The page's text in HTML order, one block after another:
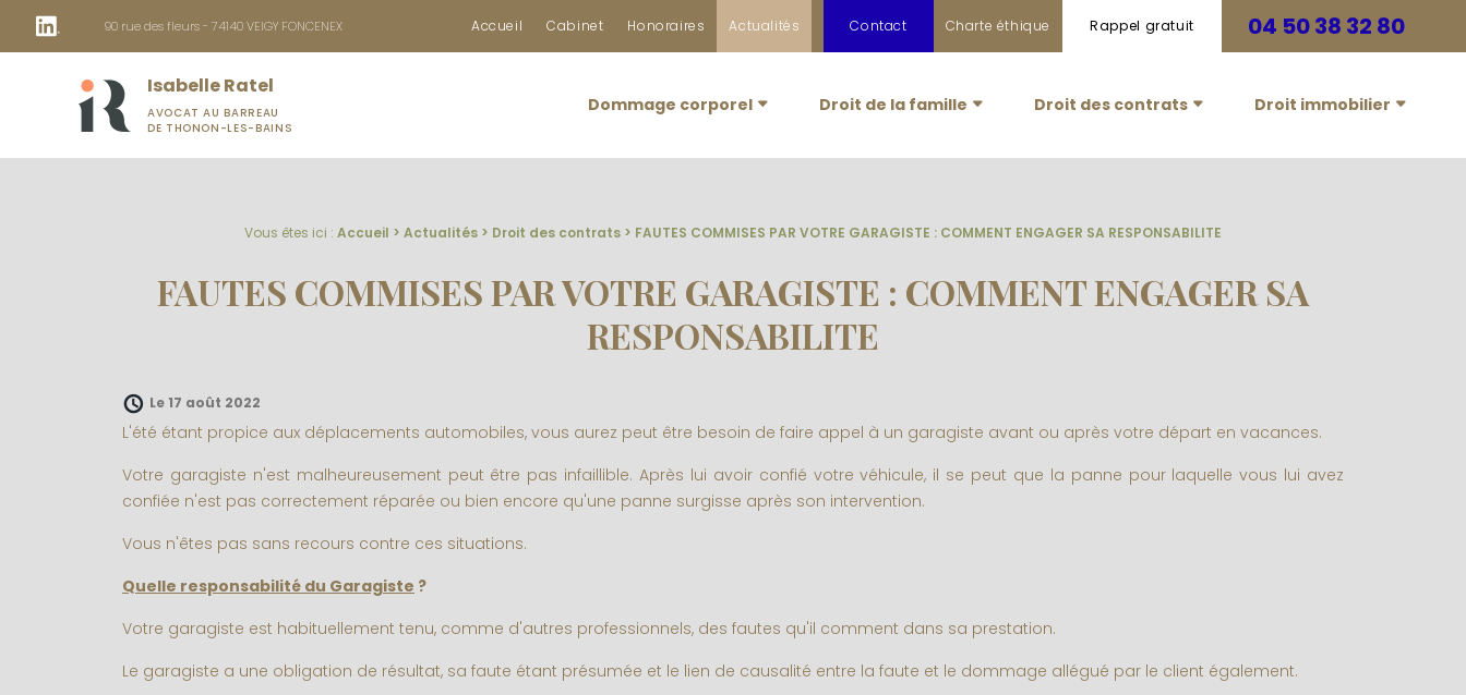
90 rue des fleurs - 74140 VEIGY FONCENEX Accueil Cabinet Honoraires Actualités Contact Charte éthique 04 50 38 32 80
Rappel gratuit
Isabelle Ratel
AVOCAT AU BARREAU
DE THONON-LES-BAINS
Dommage corporel Droit de la famille Droit des contrats Droit immobilier
Vous êtes ici : Accueil > Actualités > Droit des contrats > FAUTES COMMISES PAR VOTRE GARAGISTE : COMMENT ENGAGER SA RESPONSABILITE
FAUTES COMMISES PAR VOTRE GARAGISTE : COMMENT ENGAGER SA
RESPONSABILITE
Le 17 août 2022
L'été étant propice aux déplacements automobiles, vous aurez peut être besoin de faire appel à un garagiste avant ou après votre départ en vacances.
Votre garagiste n'est malheureusement peut être pas infaillible. Après lui avoir confié votre véhicule, il se peut que la panne pour laquelle vous lui avez
confiée n'est pas correctement réparée ou bien encore qu'une panne surgisse après son intervention.
Vous n'êtes pas sans recours contre ces situations.
Quelle responsabilité du Garagiste ?
Votre garagiste est habituellement tenu, comme d'autres professionnels, des fautes qu'il comment dans sa prestation.
Le garagiste a une obligation de résultat, sa faute étant présumée et le lien de causalité entre la faute et le dommage allégué par le client également.